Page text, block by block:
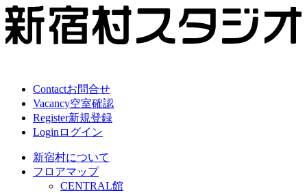
Contactお問合せ
Vacancy空室確認
Register新規登録
Login ログイン
新宿村について
フロアマップ
CENTRAL館